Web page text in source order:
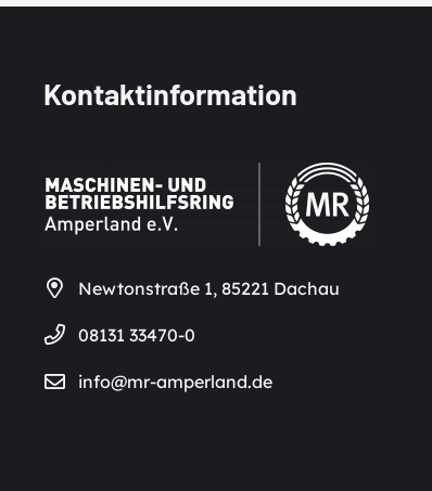
Kontaktinformation
Newtonstraße 1, 85221 Dachau
08131 33470-0
info@mr-amperland.de